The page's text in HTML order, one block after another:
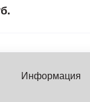
Информация